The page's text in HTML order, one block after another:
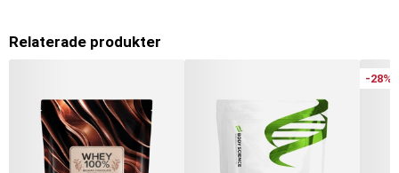
Relaterade produkter
-28%